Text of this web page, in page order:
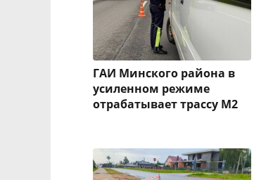
ГАИ Минского района в
усиленном режиме
отрабатывает трассу М2